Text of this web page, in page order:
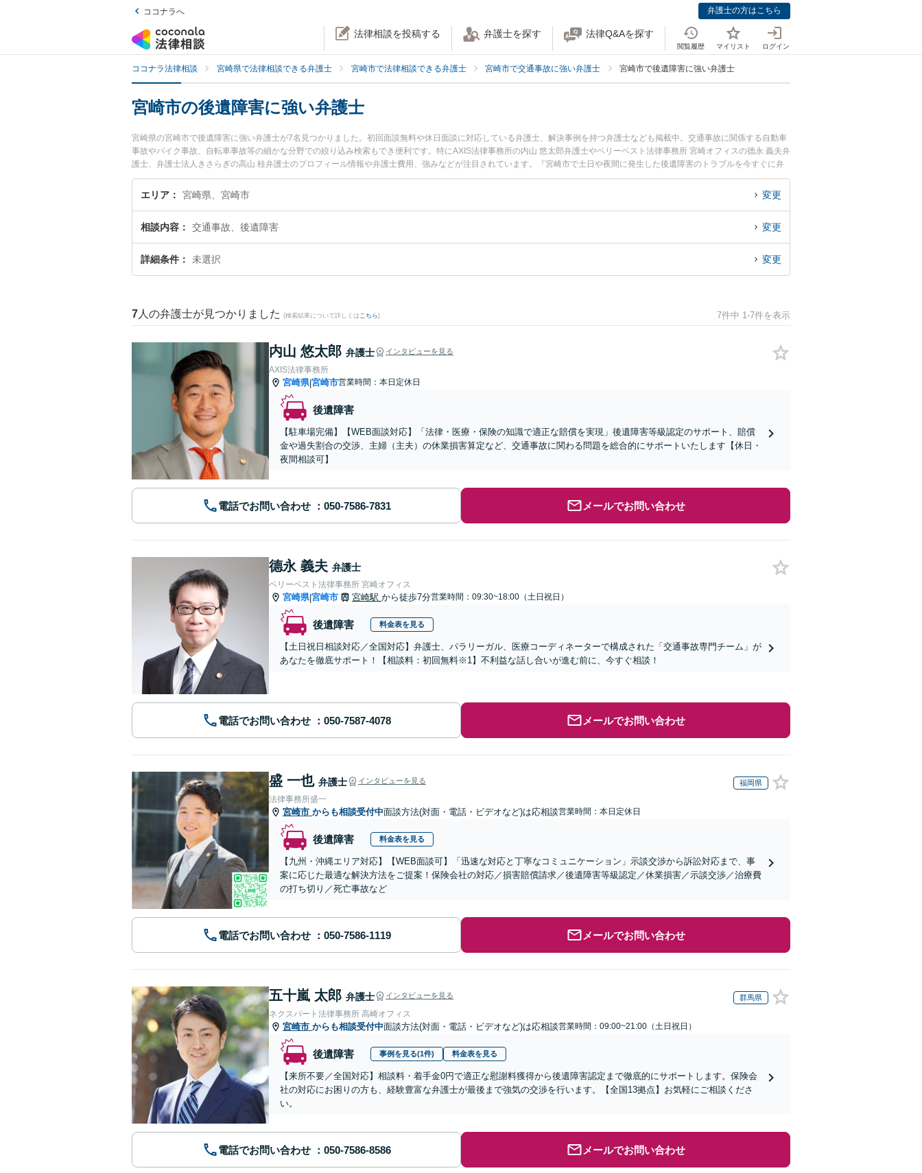
ココナラへ 弁護士の方はこちら
法律相談を投稿する 弁護士を探す 法律Q&Aを探す
閲覧履歴 マイリスト ログイン
ココナラ法律相談 宮崎県で法律相談できる弁護士 宮崎市で法律相談できる弁護士 宮崎市で交通事故に強い弁護士 宮崎市で後遺障害に強い弁護士
宮崎市の後遺障害に強い弁護士
宮崎県の宮崎市で後遺障害に強い弁護士が7名見つかりました。初回面談無料や休日面談に対応している弁護士、解決事例を持つ弁護士なども掲載中。交通事故に関係する自動車
事故やバイク事故、自転車事故等の細かな分野での絞り込み検索もでき便利です。特にAXIS法律事務所の内山 悠太郎弁護士やベリーベスト法律事務所 宮崎オフィスの德永 義夫弁
護士、弁護士法人きさらぎの高山 桂弁護士のプロフィール情報や弁護士費用、強みなどが注目されています。『宮崎市で土日や夜間に発生した後遺障害のトラブルを今すぐに弁
護士に相談したい』『後遺障害のトラブル解決の実績豊富な近くの弁護士を検索したい』『初回相談無料で後遺障害を法律相談できる宮崎市内の弁護士に相談予約したい』などで
お困りの相談者さんにおすすめです。
エリア 宮崎県、宮崎市 変更
相談内容 交通事故、後遺障害 変更
詳細条件 未選択 変更
7 人の弁護士が見つかりました (検索結果について詳しくは こちら) 7件中 1-7件を表示
内山 悠太郎 弁護士 インタビューを見る
AXIS法律事務所
宮崎県|宮崎市営業時間：本日定休日
後遺障害
【駐車場完備】【WEB面談対応】「法律・医療・保険の知識で適正な賠償を実現」後遺障害等級認定のサポート、賠償
金や過失割合の交渉、主婦（主夫）の休業損害算定など、交通事故に関わる問題を総合的にサポートいたします【休日・
夜間相談可】
電話でお問い合わせ メールでお問い合わせ
德永 義夫 弁護士
ベリーベスト法律事務所 宮崎オフィス
宮崎県|宮崎市 宮崎駅 から徒歩7分営業時間：09:30~18:00（土日祝日）
後遺障害 料金表を見る
【土日祝日相談対応／全国対応】弁護士、パラリーガル、医療コーディネーターで構成された「交通事故専門チーム」が
あなたを徹底サポート！【相談料：初回無料※1】不利益な話し合いが進む前に、今すぐ相談！
電話でお問い合わせ メールでお問い合わせ
盛 一也 弁護士 インタビューを見る 福岡県
法律事務所盛一
宮崎市 からも相談受付中面談方法(対面・電話・ビデオなど)は応相談営業時間：本日定休日
後遺障害 料金表を見る
【九州・沖縄エリア対応】【WEB面談可】「迅速な対応と丁寧なコミュニケーション」示談交渉から訴訟対応まで、事
案に応じた最適な解決方法をご提案！保険会社の対応／損害賠償請求／後遺障害等級認定／休業損害／示談交渉／治療費
の打ち切り／死亡事故など
電話でお問い合わせ メールでお問い合わせ
五十嵐 太郎 弁護士 インタビューを見る 群馬県
ネクスパート法律事務所 高崎オフィス
宮崎市 からも相談受付中面談方法(対面・電話・ビデオなど)は応相談営業時間：09:00~21:00（土日祝日）
後遺障害 事例を見る(1件) 料金表を見る
【来所不要／全国対応】相談料・着手金0円で適正な慰謝料獲得から後遺障害認定まで徹底的にサポートします。保険会
社の対応にお困りの方も、経験豊富な弁護士が最後まで強気の交渉を行います。【全国13拠点】お気軽にご相談くださ
い。
電話でお問い合わせ メールでお問い合わせ